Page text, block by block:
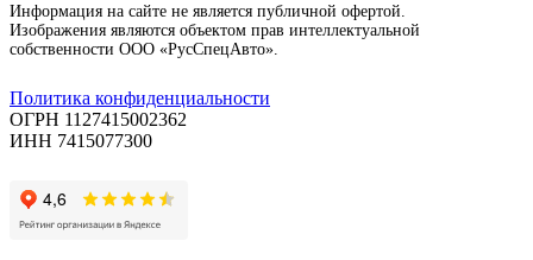
Информация на сайте не является публичной офертой.
Изображения являются объектом прав интеллектуальной
собственности ООО «РусСпецАвто».
Политика конфиденциальности
ОГРН 1127415002362
ИНН 7415077300